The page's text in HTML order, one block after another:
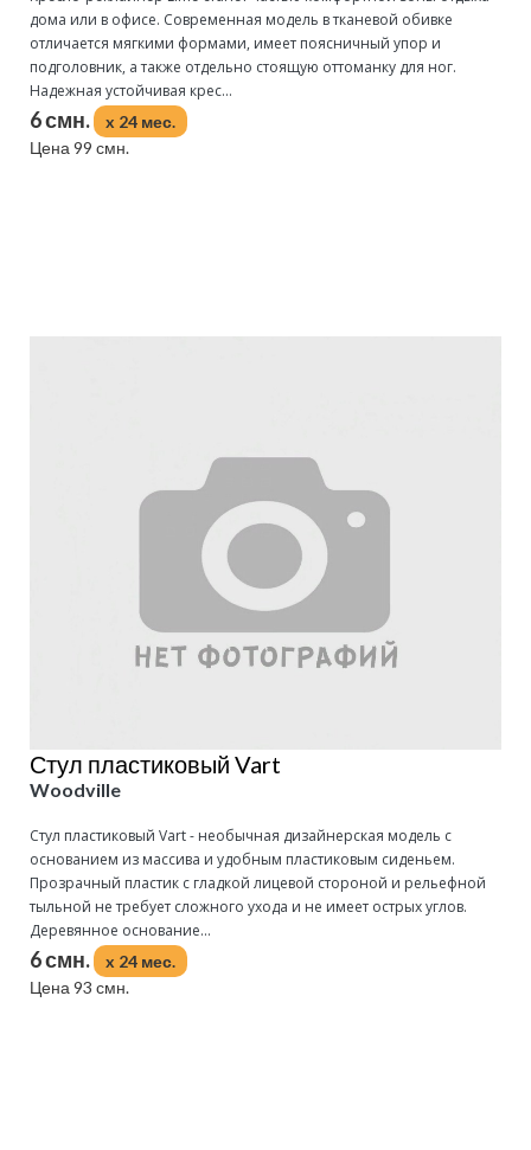
дома или в офисе. Современная модель в тканевой обивке
отличается мягкими формами, имеет поясничный упор и
подголовник, а также отдельно стоящую оттоманку для ног.
Надежная устойчивая крес...
6 смн.
x 24 мес.
Цена 99 смн.
Стул пластиковый Vart
Woodville
Стул пластиковый Vart - необычная дизайнерская модель с
основанием из массива и удобным пластиковым сиденьем.
Прозрачный пластик с гладкой лицевой стороной и рельефной
тыльной не требует сложного ухода и не имеет острых углов.
Деревянное основание...
6 смн.
x 24 мес.
Цена 93 смн.